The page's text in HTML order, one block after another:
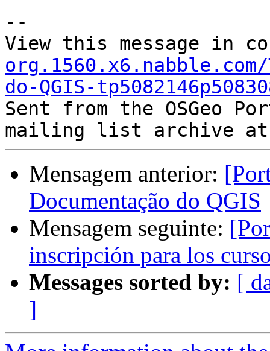
--
View this message in
org.1560.x6.nabble.com/
do-QGIS-
Sent from the OSGeo
Mensagem anterior:
Documentação do QGIS
Mensagem seguinte:
inscripción para los
Messages sorted by: [
]